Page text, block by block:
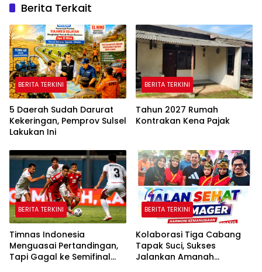
Berita Terkait
BERITA TERKINI
5 Daerah Sudah Darurat
Kekeringan, Pemprov Sulsel
Lakukan Ini
BERITA TERKINI
Tahun 2027 Rumah
Kontrakan Kena Pajak
BERITA TERKINI
Timnas Indonesia
Menguasai Pertandingan,
Tapi Gagal ke Semifinal
BERITA TERKINI
Kolaborasi Tiga Cabang
Tapak Suci, Sukses
Jalankan Amanah